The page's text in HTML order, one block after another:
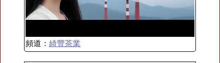
頻道： 綺豐茶業